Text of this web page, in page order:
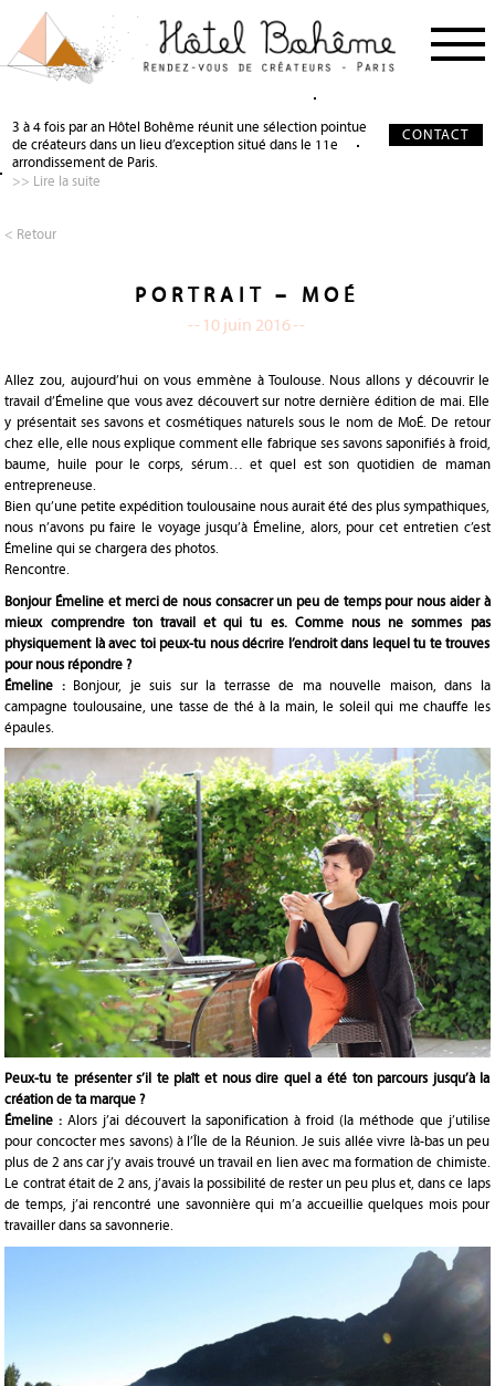
NOS CRÉATEURS
JOURNAL
QUI SOMMES-NOUS ?
SALON DE THÉ
3 à 4 fois par an Hôtel Bohême réunit une sélection pointue
de créateurs dans un lieu d’exception situé dans le 11e
arrondissement de Paris.
>> Lire la suite
CONTACT
< Retour
PORTRAIT – MOÉ
-- 10 juin 2016--
Allez zou, aujourd’hui on vous emmène à Toulouse. Nous allons y découvrir le
travail d’Émeline que vous avez découvert sur notre dernière édition de mai. Elle
y présentait ses savons et cosmétiques naturels sous le nom de MoÉ. De retour
chez elle, elle nous explique comment elle fabrique ses savons saponifiés à froid,
baume, huile pour le corps, sérum… et quel est son quotidien de maman
entrepreneuse.
Bien qu’une petite expédition toulousaine nous aurait été des plus sympathiques,
nous n’avons pu faire le voyage jusqu’à Émeline, alors, pour cet entretien c’est
Émeline qui se chargera des photos.
Rencontre.
Bonjour Émeline et merci de nous consacrer un peu de temps pour nous aider à
mieux comprendre ton travail et qui tu es. Comme nous ne sommes pas
physiquement là avec toi peux-tu nous décrire l’endroit dans lequel tu te trouves
pour nous répondre ?
Émeline :Bonjour, je suis sur la terrasse de ma nouvelle maison, dans la
campagne toulousaine, une tasse de thé à la main, le soleil qui me chauffe les
épaules.
Peux-tu te présenter s’il te plaît et nous dire quel a été ton parcours jusqu’à la
création de ta marque ?
Émeline : Alors j’ai découvert la saponification à froid (la méthode que j’utilise
pour concocter mes savons) à l’Île de la Réunion. Je suis allée vivre là-bas un peu
plus de 2 ans car j’y avais trouvé un travail en lien avec ma formation de chimiste.
Le contrat était de 2 ans, j’avais la possibilité de rester un peu plus et, dans ce laps
de temps, j’ai rencontré une savonnière qui m’a accueillie quelques mois pour
travailler dans sa savonnerie.